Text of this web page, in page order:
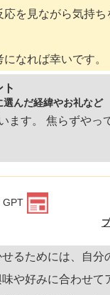
を見ながら気持ち
なれば幸いです。
んだ経緯やお礼など
ます。 焦らずやっ
GPT
るためには、自分
や好みに合わせて